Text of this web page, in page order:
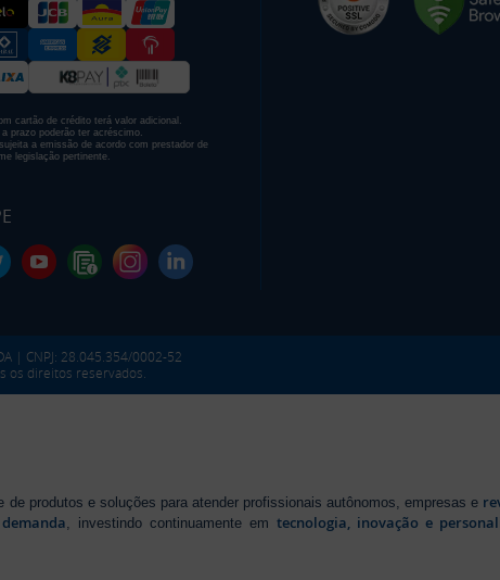
cartão de crédito terá valor adicional.
prazo poderão ter acréscimo.
a emissão de acordo com prestador de
legislação pertinente.
| CNPJ: 28.045.354/0002-52
os direitos reservados.
de produtos e soluções para atender profissionais autônomos, empresas e
, investindo continuamente em tecnologia, inovação e